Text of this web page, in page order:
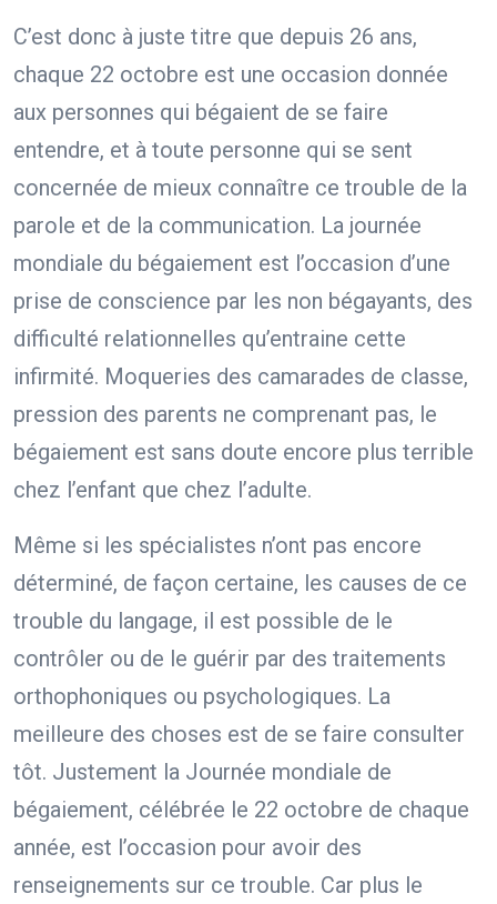
C’est donc à juste titre que depuis 26 ans,
chaque 22 octobre est une occasion donnée
aux personnes qui bégaient de se faire
entendre, et à toute personne qui se sent
concernée de mieux connaître ce trouble de la
parole et de la communication. La journée
mondiale du bégaiement est l’occasion d’une
prise de conscience par les non bégayants, des
difficulté relationnelles qu’entraine cette
infirmité. Moqueries des camarades de classe,
pression des parents ne comprenant pas, le
bégaiement est sans doute encore plus terrible
chez l’enfant que chez l’adulte.
Même si les spécialistes n’ont pas encore
déterminé, de façon certaine, les causes de ce
trouble du langage, il est possible de le
contrôler ou de le guérir par des traitements
orthophoniques ou psychologiques. La
meilleure des choses est de se faire consulter
tôt. Justement la Journée mondiale de
bégaiement, célébrée le 22 octobre de chaque
année, est l’occasion pour avoir des
renseignements sur ce trouble. Car plus le